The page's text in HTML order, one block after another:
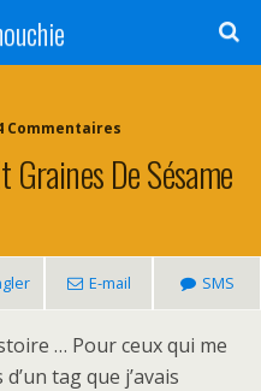
Commentaires
Graines De Sésame
E-mail SMS
… Pour ceux qui me
tag que j’avais